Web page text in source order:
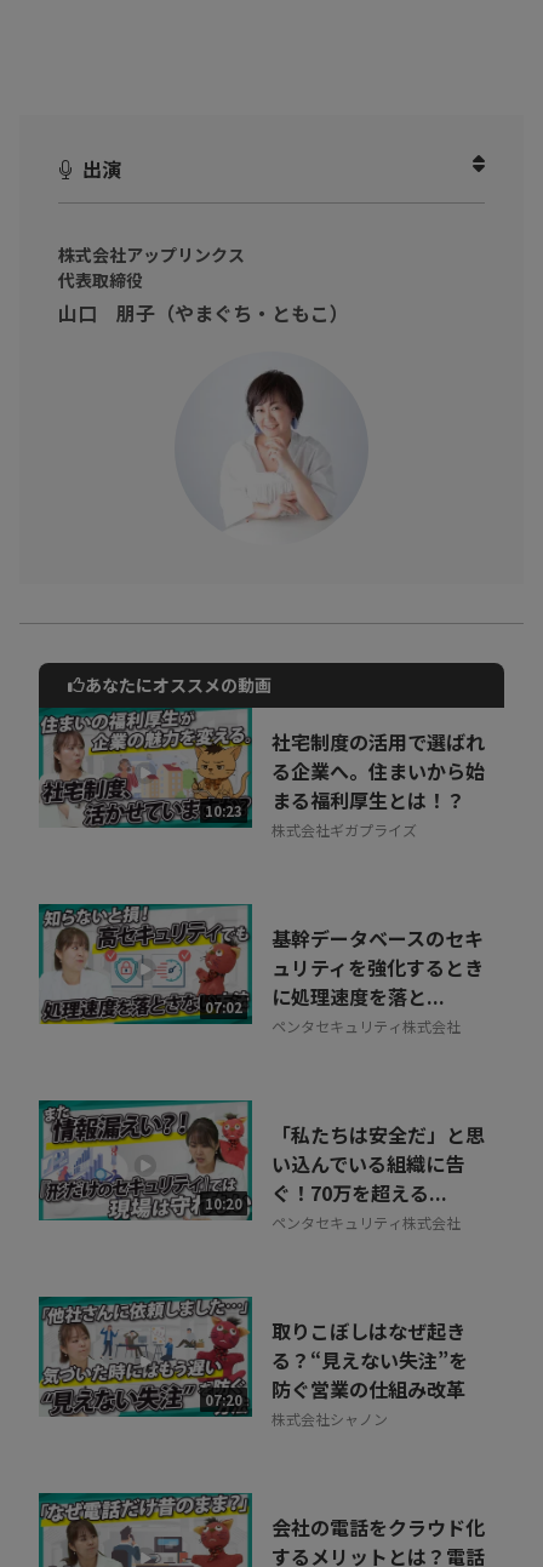
出演
株式会社アップリンクス
代表取締役
山口 朋子（やまぐち・ともこ）
動画でご紹介しているサービスについて
お気軽にご相談・ご質問いただけます！
30秒でお申し込み可能
相談を希望する 無料
あなたにオススメの動画
10:23
社宅制度の活用で選ばれ
る企業へ。住まいから始
まる福利厚生とは！？
株式会社ギガプライズ
07:02
基幹データベースのセキ
ュリティを強化するとき
に処理速度を落と...
ペンタセキュリティ株式会社
10:20
「私たちは安全だ」と思
い込んでいる組織に告
ぐ！70万を超える...
ペンタセキュリティ株式会社
07:20
取りこぼしはなぜ起き
る？“見えない失注”を
防ぐ営業の仕組み改革
株式会社シャノン
会社の電話をクラウド化
するメリットとは？電話